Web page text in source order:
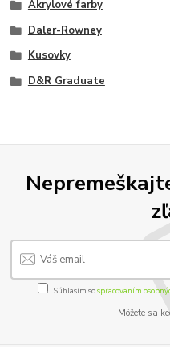
Akrylové farby
Daler-Rowney
Kusovky
D&R Graduate
Súhlasím sospracovaním
Môžete sa